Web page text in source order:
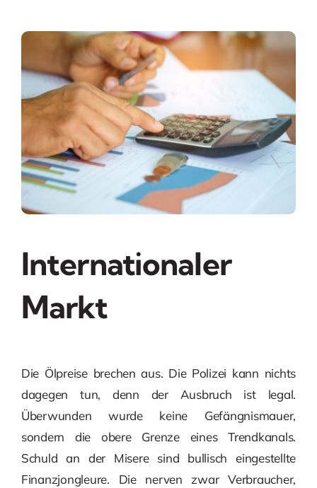
Internationaler
Markt
Die Ölpreise brechen aus. Die Polizei kann nichts
dagegen tun, denn der Ausbruch ist legal.
Überwunden wurde keine Gefängnismauer,
sondern die obere Grenze eines Trendkanals.
Schuld an der Misere sind bullisch eingestellte
Finanzjongleure. Die nerven zwar Verbraucher,